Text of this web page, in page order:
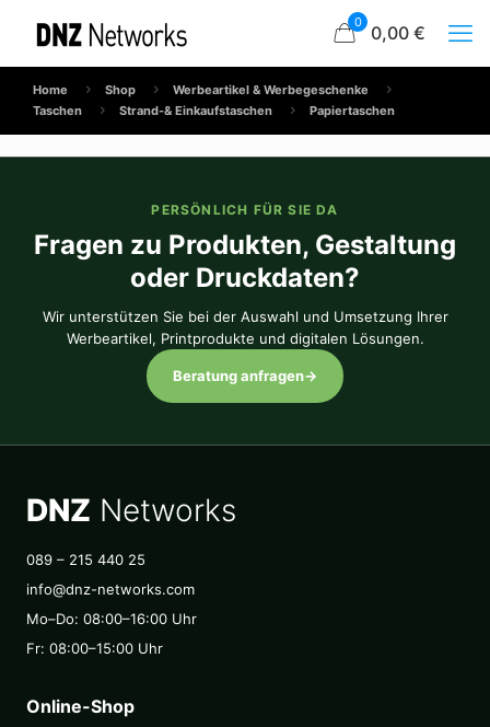
0 0,00 €
Home Shop
Werbeartikel & Werbegeschenke
Taschen
Strand-& Einkaufstaschen Papiertaschen
PERSÖNLICH FÜR SIE DA
Fragen zu Produkten, Gestaltung
oder Druckdaten?
Wir unterstützen Sie bei der Auswahl und Umsetzung Ihrer
Werbeartikel, Printprodukte und digitalen Lösungen.
Beratung anfragen→
DNZ Networks
089 – 215 440 25
info@dnz-networks.com
Mo–Do: 08:00–16:00 Uhr
Fr: 08:00–15:00 Uhr
Online-Shop